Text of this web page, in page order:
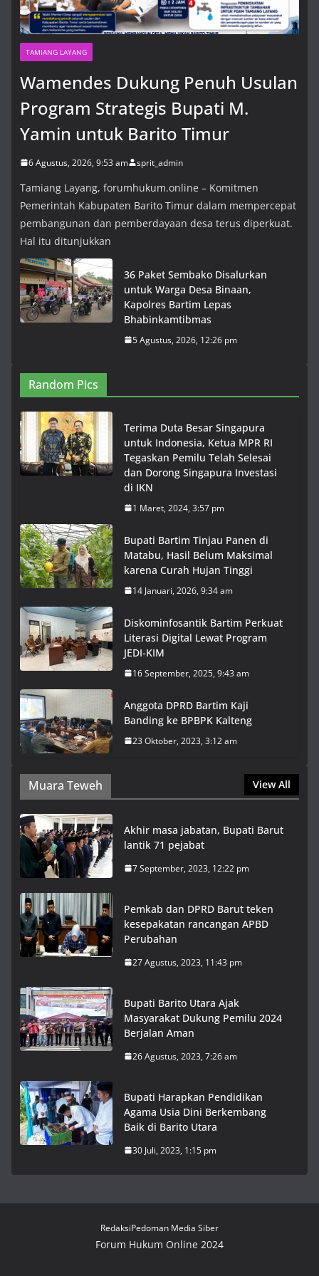
TAMIANG LAYANG
Wamendes Dukung Penuh Usulan
Program Strategis Bupati M.
Yamin untuk Barito Timur
6 Agustus, 2026, 9:53 am sprit_admin
Tamiang Layang, forumhukum.online – Komitmen
Pemerintah Kabupaten Barito Timur dalam mempercepat
pembangunan dan pemberdayaan desa terus diperkuat.
Hal itu ditunjukkan
36 Paket Sembako Disalurkan
untuk Warga Desa Binaan,
Kapolres Bartim Lepas
Bhabinkamtibmas
5 Agustus, 2026, 12:26 pm
Random Pics
Terima Duta Besar Singapura
untuk Indonesia, Ketua MPR RI
Tegaskan Pemilu Telah Selesai
dan Dorong Singapura Investasi
di IKN
1 Maret, 2024, 3:57 pm
Bupati Bartim Tinjau Panen di
Matabu, Hasil Belum Maksimal
karena Curah Hujan Tinggi
14 Januari, 2026, 9:34 am
Diskominfosantik Bartim Perkuat
Literasi Digital Lewat Program
JEDI-KIM
16 September, 2025, 9:43 am
Anggota DPRD Bartim Kaji
Banding ke BPBPK Kalteng
23 Oktober, 2023, 3:12 am
Muara Teweh View All
Akhir masa jabatan, Bupati Barut
lantik 71 pejabat
7 September, 2023, 12:22 pm
Pemkab dan DPRD Barut teken
kesepakatan rancangan APBD
Perubahan
27 Agustus, 2023, 11:43 pm
Bupati Barito Utara Ajak
Masyarakat Dukung Pemilu 2024
Berjalan Aman
26 Agustus, 2023, 7:26 am
Bupati Harapkan Pendidikan
Agama Usia Dini Berkembang
Baik di Barito Utara
30 Juli, 2023, 1:15 pm
RedaksiPedoman Media Siber
Forum Hukum Online 2024